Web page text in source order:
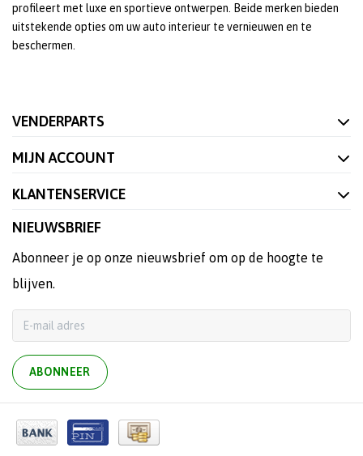
profileert met luxe en sportieve ontwerpen. Beide merken bieden
uitstekende opties om uw auto interieur te vernieuwen en te
beschermen.
VENDERPARTS
MIJN ACCOUNT
KLANTENSERVICE
NIEUWSBRIEF
Abonneer je op onze nieuwsbrief om op de hoogte te
blijven.
ABONNEER